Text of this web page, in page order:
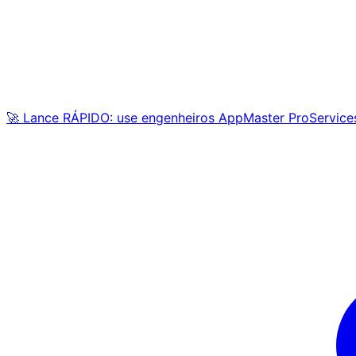
🚀 Lance RÁPIDO: use engenheiros AppMaster